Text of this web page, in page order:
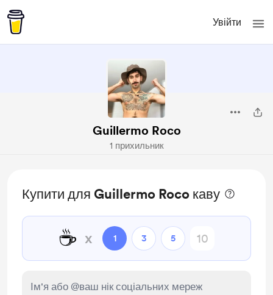
Увійти
Guillermo Roco
1 прихильник
Купити для Guillermo Roco каву
☕ x 1 3 5